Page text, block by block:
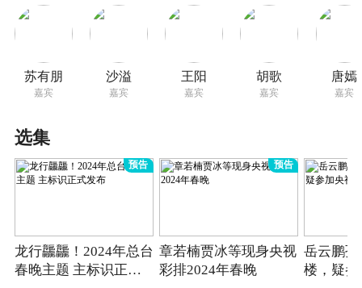
苏有朋
嘉宾
沙溢
嘉宾
王阳
嘉宾
胡歌
嘉宾
唐嫣
嘉宾
选集
预告
龙行龘龘！2024年总台
春晚主题 主标识正式
预告
章若楠贾冰等现身央视
彩排2024年春晚
岳云鹏
楼，疑